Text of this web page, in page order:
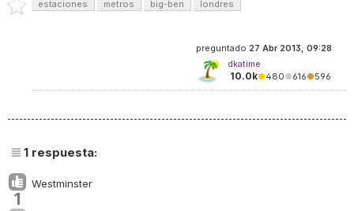
estaciones metros big-ben londres
preguntado 27 Abr 2013, 09:28
dkatime
10.0k●480●616●596
1 respuesta:
1
Westminster